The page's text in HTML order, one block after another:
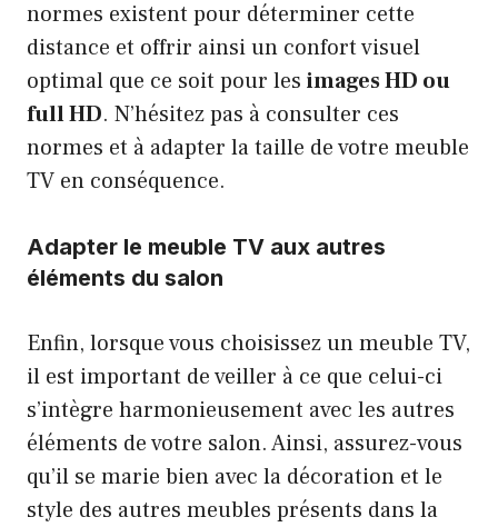
normes existent pour déterminer cette
distance et offrir ainsi un confort visuel
optimal que ce soit pour les images HD ou
full HD. N’hésitez pas à consulter ces
normes et à adapter la taille de votre meuble
TV en conséquence.
Adapter le meuble TV aux autres
éléments du salon
Enfin, lorsque vous choisissez un meuble TV,
il est important de veiller à ce que celui-ci
s’intègre harmonieusement avec les autres
éléments de votre salon. Ainsi, assurez-vous
qu’il se marie bien avec la décoration et le
style des autres meubles présents dans la